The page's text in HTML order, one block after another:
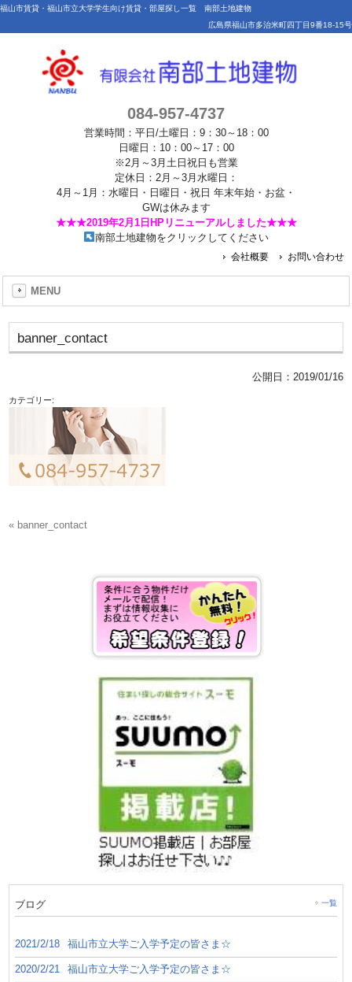
福山市賃貸・福山市立大学学生向け賃貸・部屋探し一覧 南部土地建物
広島県福山市多治米町四丁目9番18-15号
084-957-4737
営業時間：平日/土曜日：9：30～18：00
日曜日：10：00～17：00
※2月～3月土日祝日も営業
定休日：2月～3月水曜日：
4月～1月：水曜日・日曜日・祝日 年末年始・お盆・
GWは休みます
★★★2019年2月1日HPリニューアルしました★★★
南部土地建物をクリックしてください
会社概要 お問い合わせ
MENU
banner_contact
公開日： 2019/01/16
カテゴリー:
« banner_contact
ブログ 一覧
2021/2/18 福山市立大学ご入学予定の皆さま☆
2020/2/21 福山市立大学ご入学予定の皆さま☆